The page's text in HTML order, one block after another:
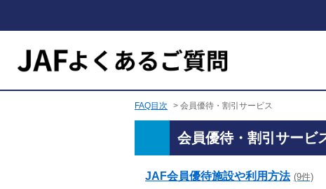
FAQ目次 > 会員優待・割引サービス
会員優待・割引サービ
JAF会員優待施設や利用方法 (9件)